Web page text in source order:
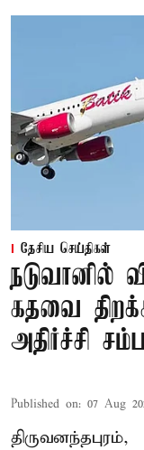
தேசிய செய்திகள்
நடுவானில்
கதவை
அதிர்ச்சி
Published on: 07 Aug
திருவனந்தபுரம்,